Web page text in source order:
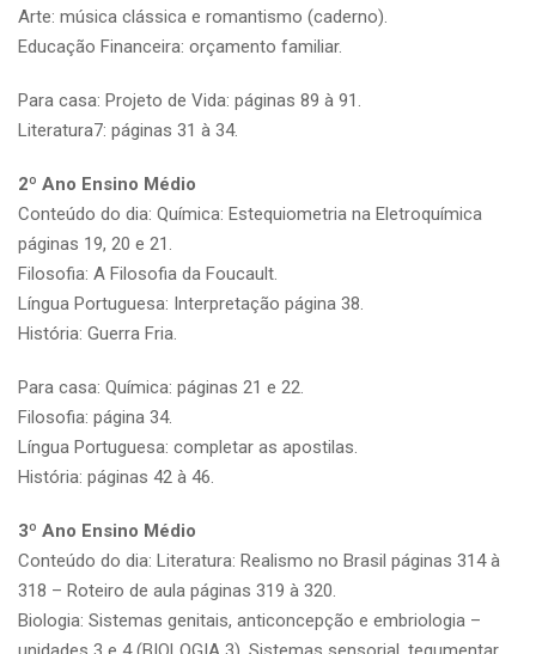
Arte: música clássica e romantismo (caderno).
Educação Financeira: orçamento familiar.
Para casa: Projeto de Vida: páginas 89 à 91.
Literatura7: páginas 31 à 34.
2º Ano Ensino Médio
Conteúdo do dia: Química: Estequiometria na Eletroquímica
páginas 19, 20 e 21.
Filosofia: A Filosofia da Foucault.
Língua Portuguesa: Interpretação página 38.
História: Guerra Fria.
Para casa: Química: páginas 21 e 22.
Filosofia: página 34.
Língua Portuguesa: completar as apostilas.
História: páginas 42 à 46.
3º Ano Ensino Médio
Conteúdo do dia: Literatura: Realismo no Brasil páginas 314 à
318 – Roteiro de aula páginas 319 à 320.
Biologia: Sistemas genitais, anticoncepção e embriologia –